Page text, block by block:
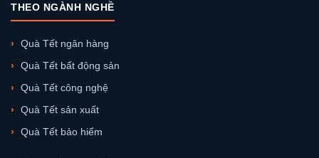
THEO NGÀNH NGHỀ
Quà Tết ngân hàng
Quà Tết bất động sản
Quà Tết công nghệ
Quà Tết sản xuất
Quà Tết bảo hiểm